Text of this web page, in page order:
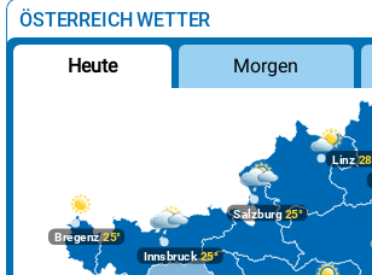
ÖSTERREICH WETTER
Heute Morgen
Bregenz25°
Innsbruck25°
Linz
Salzburg25°